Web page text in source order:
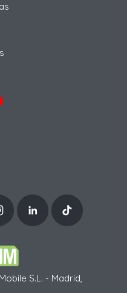
S.L. - Madrid,